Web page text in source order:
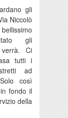
gli
Niccolò
gli
Ci
tutti i
ad
così
fondo il
della